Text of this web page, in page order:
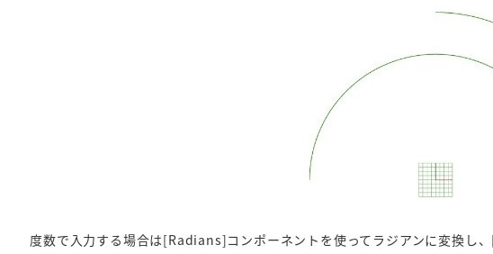
度数で入力する場合は[Radians]コンポーネントを使ってラジアンに変換